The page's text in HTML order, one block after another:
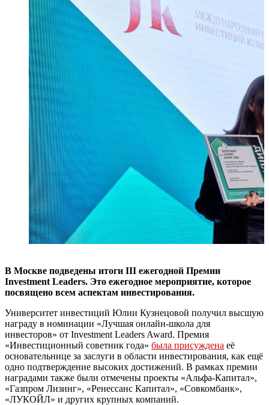
В Москве подведены итоги III ежегодной Премии
Investment Leaders. Это ежегодное мероприятие, которое
посвящено всем аспектам инвестирования.
Университет инвестиций Юлии Кузнецовой получил высшую
награду в номинации «Лучшая онлайн-школа для
инвесторов» от Investment Leaders Award. Премия
«Инвестиционный советник года» была присуждена её
основательнице за заслуги в области инвестирования, как ещё
одно подтверждение высоких достижений. В рамках премии
наградами также были отмечены проекты «Альфа-Капитал»,
«Газпром Лизинг», «Ренессанс Капитал», «Совкомбанк»,
«ЛУКОЙЛ» и других крупных компаний.